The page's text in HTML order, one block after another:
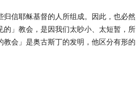
信耶稣基督的人所组成。因此，也必然
」教会，是因我们太眇小、太短暂，所
会」是奥古斯丁的发明，他区分有形的